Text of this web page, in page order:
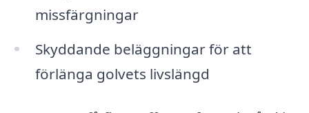
missfärgningar
Skyddande beläggningar för att
förlänga golvets livslängd